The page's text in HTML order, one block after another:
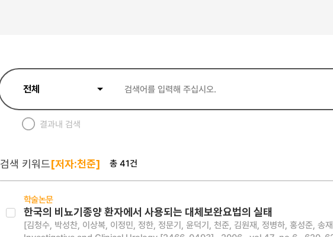
결과내 검색
검색 키워드[저자:천준] 총 41건
학술논문
한국의 비뇨기종양 환자에서 사용되는 대체보완요법의 실태
[김청수, 박성찬, 이상복, 이정민, 정한, 정문기, 윤덕기, 천준, 김원재, 정병하, 홍성준, 송